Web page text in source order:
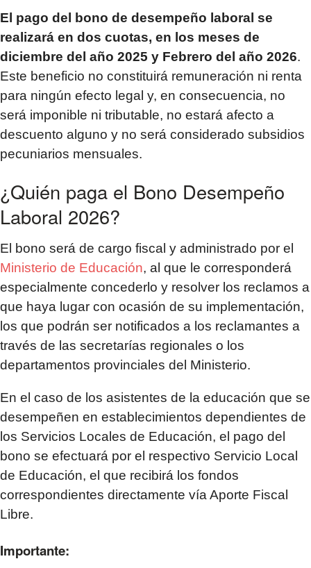
El pago del bono de desempeño laboral se
realizará en dos cuotas, en los meses de
diciembre del año 2025 y Febrero del año 2026.
Este beneficio no constituirá remuneración ni renta
para ningún efecto legal y, en consecuencia, no
será imponible ni tributable, no estará afecto a
descuento alguno y no será considerado subsidios
pecuniarios mensuales.
¿Quién paga el Bono Desempeño
Laboral 2026?
El bono será de cargo fiscal y administrado por el
Ministerio de Educación, al que le corresponderá
especialmente concederlo y resolver los reclamos a
que haya lugar con ocasión de su implementación,
los que podrán ser notificados a los reclamantes a
través de las secretarías regionales o los
departamentos provinciales del Ministerio.
En el caso de los asistentes de la educación que se
desempeñen en establecimientos dependientes de
los Servicios Locales de Educación, el pago del
bono se efectuará por el respectivo Servicio Local
de Educación, el que recibirá los fondos
correspondientes directamente vía Aporte Fiscal
Libre.
Importante: